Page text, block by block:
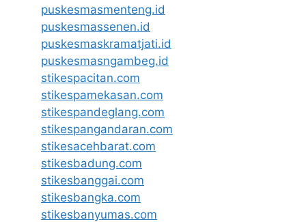
puskesmasmenteng.id
puskesmassenen.id
puskesmaskramatjati.id
puskesmasngambeg.id
stikespacitan.com
stikespamekasan.com
stikespandeglang.com
stikespangandaran.com
stikesacehbarat.com
stikesbadung.com
stikesbanggai.com
stikesbangka.com
stikesbanyumas.com